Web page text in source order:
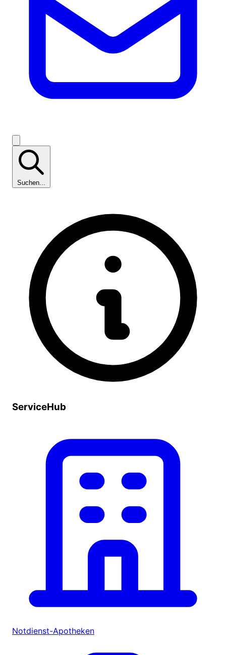
Suchen...
ServiceHub
Notdienst-Apotheken